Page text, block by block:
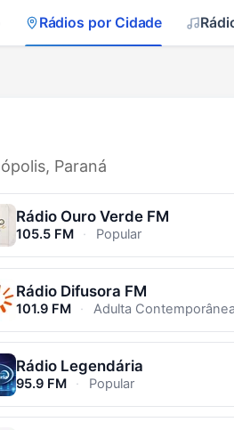
Rádios por Cidade
Paraná
Rádio Ouro Verde FM
105.5 FM · Popular
Rádio Difusora FM
101.9 FM · Adulta Contemporânea,
Rádio Legendária
95.9 FM · Popular